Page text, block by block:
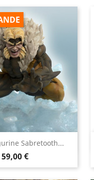
Sabretooth...
Prix
59,00 €
rapide